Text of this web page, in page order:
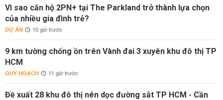
Vì sao căn hộ 2PN+ tại The Parkland trở thành lựa chọn
của nhiều gia đình trẻ?
DỰ ÁN 10 giờ trước
9 km tường chống ồn trên Vành đai 3 xuyên khu đô thị TP
HCM
QUY HOẠCH 11 giờ trước
Đề xuất 28 khu đô thị nén dọc đường sắt TP HCM - Cần